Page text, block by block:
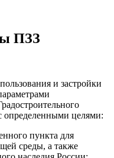
ПЗЗ
и застройки
определенными целями:
пункта для
среды, а также